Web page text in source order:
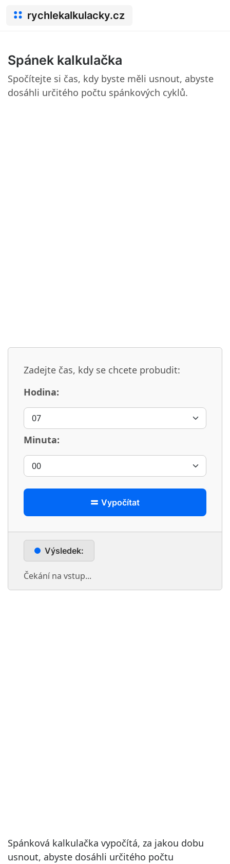
rychlekalkulacky.cz
Spánek kalkulačka
Spočítejte si čas, kdy byste měli usnout, abyste
dosáhli určitého počtu spánkových cyklů.
Zadejte čas, kdy se chcete probudit:
Hodina:
Minuta:
Vypočítat
Výsledek:
Čekání na vstup...
Spánková kalkulačka vypočítá, za jakou dobu
usnout, abyste dosáhli určitého počtu